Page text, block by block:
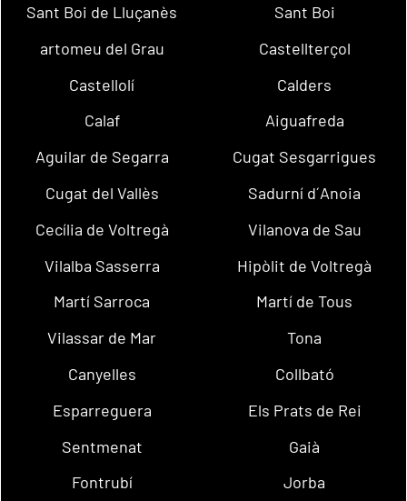
Sant Boi de Lluçanès
Sant Boi
artomeu del Grau
Castellterçol
Castellolí
Calders
Calaf
Aiguafreda
Aguilar de Segarra
Cugat Sesgarrigues
Cugat del Vallès
Sadurní d´Anoia
Cecília de Voltregà
Vilanova de Sau
Vilalba Sasserra
Hipòlit de Voltregà
Martí Sarroca
Martí de Tous
Vilassar de Mar
Tona
Canyelles
Collbató
Esparreguera
Els Prats de Rei
Sentmenat
Gaià
Fontrubí
Jorba